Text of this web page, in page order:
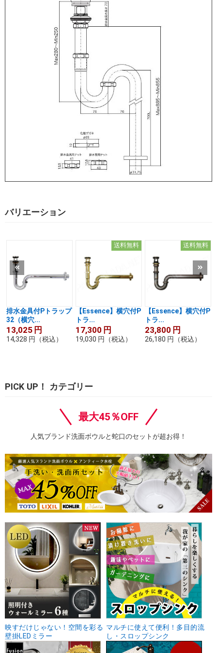
バリエーション
排水金具付Pトラップ
32（横穴...
13,025 円
14,328 円 （税込）
送料無料
【Essence】横穴付P
トラ...
17,300 円
19,030 円 （税込）
送料無料
【Essence】横穴付P
トラ...
23,800 円
26,180 円 （税込）
PICK UP！ カテゴリー
最大45％OFF
人気ブランド洗面ボウルと蛇口のセットが超お得！
映すだけじゃない！空間を彩る
壁掛LEDミラー
マルチに使えて便利！多目的流
し・スロップシンク